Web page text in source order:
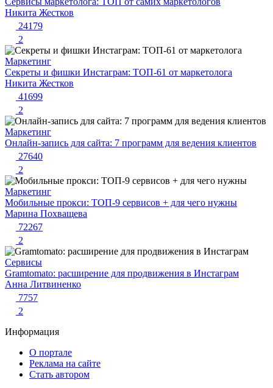
Никита Жестков
24179
2
Маркетинг
Секреты и фишки Инстаграм: ТОП-61 от маркетолога
Никита Жестков
41699
2
Маркетинг
Онлайн-запись для сайта: 7 программ для ведения клиентов
27640
2
Маркетинг
Мобильные прокси: ТОП-9 сервисов + для чего нужны
Марина Похващева
72267
2
Сервисы
Gramtomato: расширение для продвижения в Инстаграм
Анна Литвиненко
7757
2
Информация
О портале
Реклама на сайте
Стать автором